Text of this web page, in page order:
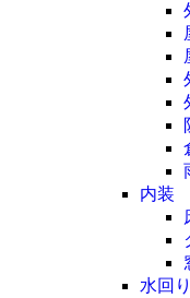
内装
水回り